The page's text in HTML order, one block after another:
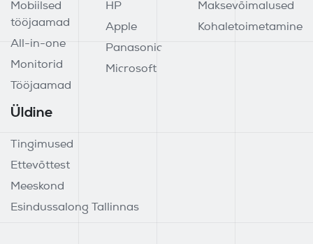
Mobiilsed
tööjaamad
All-in-one
Monitorid
Tööjaamad
HP
Apple
Panasonic
Microsoft
Maksevõimalused
Kohaletoimetamine
Üldine
Tingimused
Ettevõttest
Meeskond
Esindussalong Tallinnas